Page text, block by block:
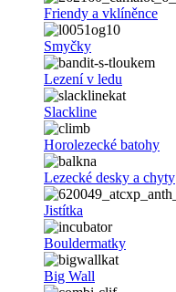
Friendy a vklíněnce
Smyčky
Lezení v ledu
Slackline
Horolezecké batohy
Lezecké desky a chyty
Jistítka
Bouldermatky
Big Wall